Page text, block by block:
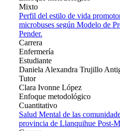
Mixto
Perfil del estilo de vida
microbuses según Modelo de
Pender.
Carrera
Enfermería
Estudiante
Daniela Alexandra Trujillo
Tutor
Clara Ivonne López
Enfoque metodológico
Cuantitativo
Salud Mental de las
provincia de Llanquihue Post-